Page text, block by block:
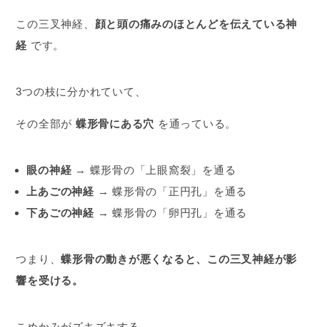
この三叉神経、 顔と頭の痛みのほとんどを伝えている神
経 です。
3つの枝に分かれていて、
その全部が 蝶形骨にある穴 を通っている。
眼の神経 → 蝶形骨の「上眼窩裂」を通る
上あごの神経 → 蝶形骨の「正円孔」を通る
下あごの神経 → 蝶形骨の「卵円孔」を通る
つまり、蝶形骨の動きが悪くなると、この三叉神経が影
響を受ける。